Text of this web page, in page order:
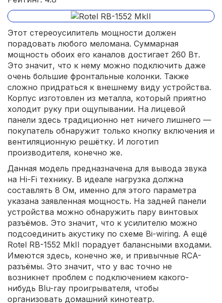
Этот стереоусилитель мощности должен
порадовать любого меломана. Суммарная
мощность обоих его каналов достигает 260 Вт.
Это значит, что к нему можно подключить даже
очень большие фронтальные колонки. Также
сложно придраться к внешнему виду устройства.
Корпус изготовлен из металла, который приятно
холодит руку при ощупывании. На лицевой
панели здесь традиционно нет ничего лишнего —
покупатель обнаружит только кнопку включения и
вентиляционную решётку. И логотип
производителя, конечно же.
Данная модель предназначена для вывода звука
на Hi-Fi технику. В идеале нагрузка должна
составлять 8 Ом, именно для этого параметра
указана заявленная мощность. На задней панели
устройства можно обнаружить пару винтовых
разъёмов. Это значит, что к усилителю можно
подсоединить акустику по схеме Bi-wiring. А ещё
Rotel RB-1552 MkII порадует балансными входами.
Имеются здесь, конечно же, и привычные RCA-
разъёмы. Это значит, что у вас точно не
возникнет проблем с подключением какого-
нибудь Blu-ray проигрывателя, чтобы
организовать домашний кинотеатр.